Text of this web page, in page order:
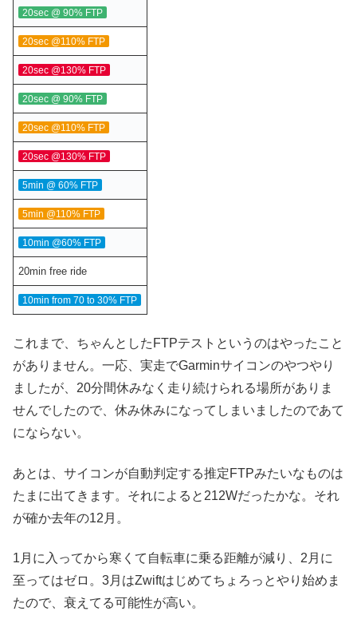
20sec @ 90% FTP
20sec @110% FTP
20sec @130% FTP
20sec @ 90% FTP
20sec @110% FTP
20sec @130% FTP
5min @ 60% FTP
5min @110% FTP
10min @60% FTP
20min free ride
10min from 70 to 30% FTP
これまで、ちゃんとしたFTPテストというのはやったこと
がありません。一応、実走でGarminサイコンのやつやり
ましたが、20分間休みなく走り続けられる場所がありま
せんでしたので、休み休みになってしまいましたのであて
にならない。
あとは、サイコンが自動判定する推定FTPみたいなものは
たまに出てきます。それによると212Wだったかな。それ
が確か去年の12月。
1月に入ってから寒くて自転車に乗る距離が減り、2月に
至ってはゼロ。3月はZwiftはじめてちょろっとやり始めま
たので、衰えてる可能性が高い。